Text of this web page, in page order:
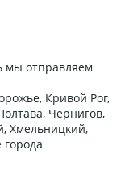
мы отправляем
Кривой Рог,
Чернигов,
Хмельницкий,